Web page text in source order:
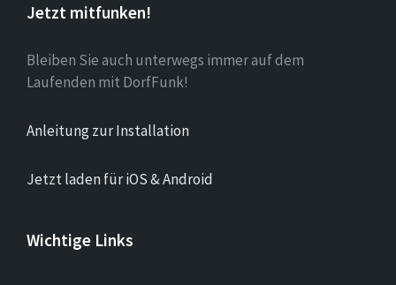
Jetzt mitfunken!
Bleiben Sie auch unterwegs immer auf dem
Laufenden mit DorfFunk!
Anleitung zur Installation
Jetzt laden für iOS & Android
Wichtige Links